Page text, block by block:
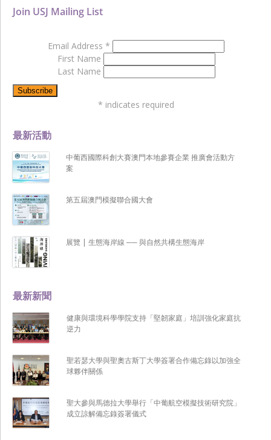
最新新聞
健康與環境科學學院支持「堅韌家庭」培訓強化家庭抗
逆力
聖若瑟大學與聖奧古斯丁大學簽署合作備忘錄以加強全
球夥伴關係
聖大參與馬德拉大學舉行「中葡航空模擬技術研究院」
成立諒解備忘錄簽署儀式
最新活動
中葡西國際科創大賽澳門本地參賽企業 推廣會活動方
案
第五屆澳門模擬聯合國大會
展覽 | 生態海岸線 ── 與自然共構生態海岸
Join USJ Mailing List
Email Address *
First Name
Last Name
* indicates required